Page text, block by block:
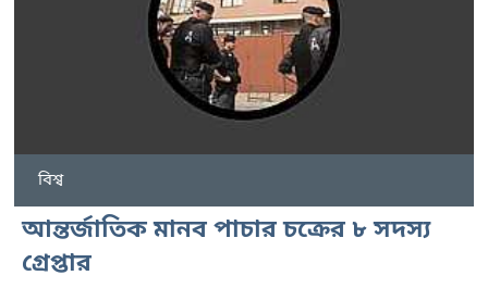
বিশ্ব
আন্তর্জাতিক মানব পাচার চক্রের ৮ সদস্য
গ্রেপ্তার